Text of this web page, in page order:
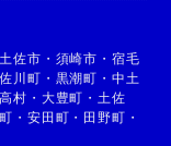
土佐市 ・ 須崎市 ・ 宿毛
佐川町 ・ 黒潮町 ・ 中土
村 ・ 大豊町 ・ 土佐
・ 安田町 ・ 田野町 ・